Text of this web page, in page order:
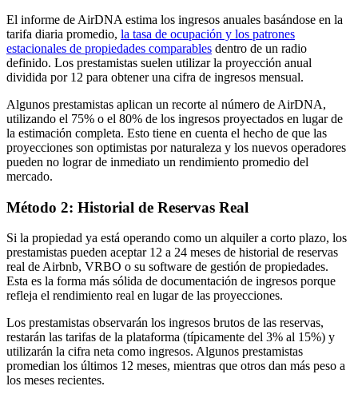
El informe de AirDNA estima los ingresos anuales basándose en la
tarifa diaria promedio, la tasa de ocupación y los patrones
estacionales de propiedades comparables dentro de un radio
definido. Los prestamistas suelen utilizar la proyección anual
dividida por 12 para obtener una cifra de ingresos mensual.
Algunos prestamistas aplican un recorte al número de AirDNA,
utilizando el 75% o el 80% de los ingresos proyectados en lugar de
la estimación completa. Esto tiene en cuenta el hecho de que las
proyecciones son optimistas por naturaleza y los nuevos operadores
pueden no lograr de inmediato un rendimiento promedio del
mercado.
Método 2: Historial de Reservas Real
Si la propiedad ya está operando como un alquiler a corto plazo, los
prestamistas pueden aceptar 12 a 24 meses de historial de reservas
real de Airbnb, VRBO o su software de gestión de propiedades.
Esta es la forma más sólida de documentación de ingresos porque
refleja el rendimiento real en lugar de las proyecciones.
Los prestamistas observarán los ingresos brutos de las reservas,
restarán las tarifas de la plataforma (típicamente del 3% al 15%) y
utilizarán la cifra neta como ingresos. Algunos prestamistas
promedian los últimos 12 meses, mientras que otros dan más peso a
los meses recientes.